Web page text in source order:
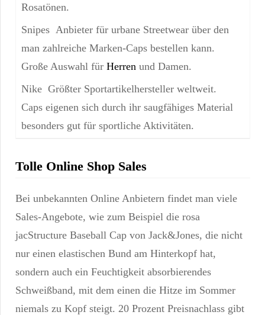
Rosatönen.
Anbieter für urbane Streetwear über den
man zahlreiche Marken-Caps bestellen kann.
Große Auswahl für Herren und Damen.
Größter Sportartikelhersteller weltweit.
Caps eigenen sich durch ihr saugfähiges Material
besonders gut für sportliche Aktivitäten.
Tolle Online Shop Sales
Bei unbekannten Online Anbietern findet man viele
Sales-Angebote, wie zum Beispiel die rosa
jacStructure Baseball Cap von Jack&Jones, die nicht
nur einen elastischen Bund am Hinterkopf hat,
sondern auch ein Feuchtigkeit absorbierendes
Schweißband, mit dem einen die Hitze im Sommer
niemals zu Kopf steigt. 20 Prozent Preisnachlass gibt